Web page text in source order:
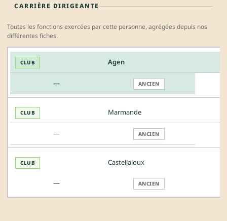
CARRIÈRE DIRIGEANTE
Toutes les fonctions exercées par cette personne, agrégées depuis nos
différentes fiches.
CLUB Agen
— ANCIEN
CLUB Marmande
— ANCIEN
CLUB Casteljaloux
— ANCIEN